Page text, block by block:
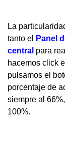
La
tanto el
Panel
central para
hacemos click
pulsamos el
porcentaje de
siempre al
100%.